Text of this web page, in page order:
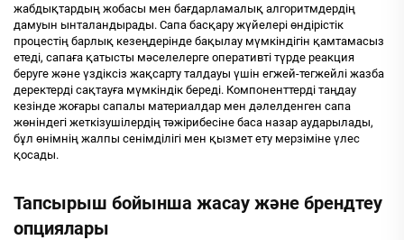
жабдықтардың жобасы мен бағдарламалық алгоритмдердің
дамуын ынталандырады. Сапа басқару жүйелері өндірістік
процестің барлық кезеңдерінде бақылау мүмкіндігін қамтамасыз
етеді, сапаға қатысты мәселелерге оперативті түрде реакция
беруге және үздіксіз жақсарту талдауы үшін егжей-тегжейлі жазба
деректерді сақтауға мүмкіндік береді. Компоненттерді таңдау
кезінде жоғары сапалы материалдар мен дәлелденген сапа
жөніндегі жеткізушілердің тәжірибесіне баса назар аударылады,
бұл өнімнің жалпы сенімділігі мен қызмет ету мерзіміне үлес
қосады.
Тапсырыш бойынша жасау және брендтеу
опциялары